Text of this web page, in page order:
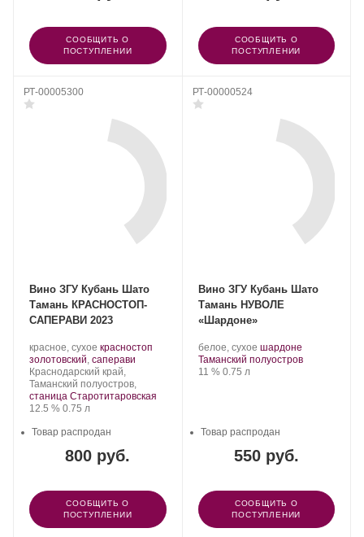
СООБЩИТЬ О
ПОСТУПЛЕНИИ
СООБЩИТЬ О
ПОСТУПЛЕНИИ
РТ-00005300
Вино ЗГУ Кубань Шато
Тамань КРАСНОСТОП-
САПЕРАВИ 2023
Производитель:
Шато
Тамань.
красное, сухое .
Сорт
винограда:
красностоп
золотовский, саперави
Регион:
Краснодарский край,
Таманский полуостров,
станица Старотитаровская
Крепость
12.5 %. Объем
0.75 л
800 руб.
Товар распродан
СООБЩИТЬ О
ПОСТУПЛЕНИИ
РТ-00000524
Вино ЗГУ Кубань Шато
Тамань НУВОЛЕ
«Шардоне»
Производитель:
Шато
Тамань.
белое, сухое .
Сорт
шардоне.
Регион:
Таманский полуостров
Крепость
11 %. Объем
0.75 л
550 руб.
Товар распродан
СООБЩИТЬ О
ПОСТУПЛЕНИИ